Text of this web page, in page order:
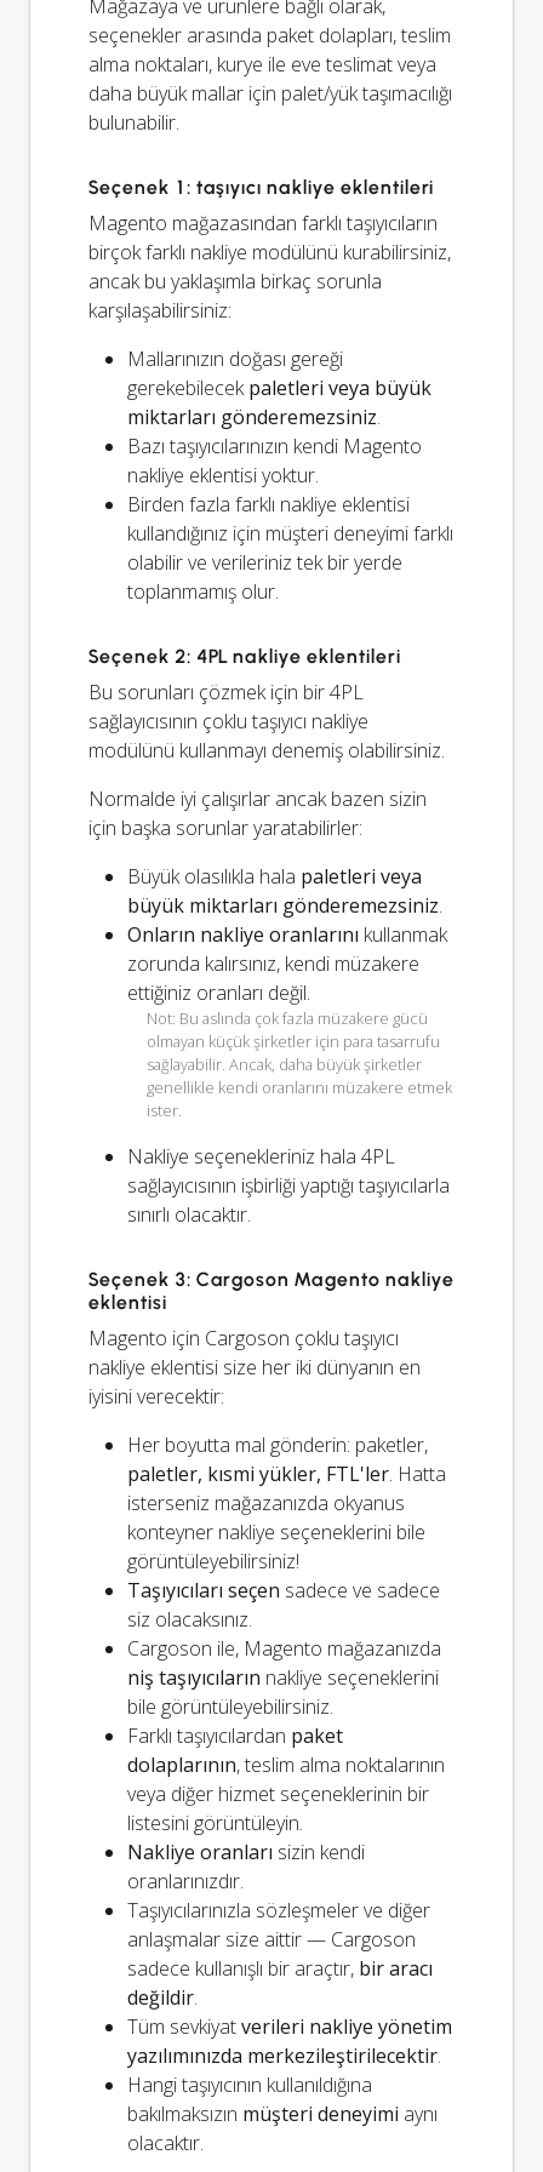
Mağazaya ve ürünlere bağlı olarak,
seçenekler arasında paket dolapları, teslim
alma noktaları, kurye ile eve teslimat veya
daha büyük mallar için palet/yük taşımacılığı
bulunabilir.
Seçenek 1: taşıyıcı nakliye eklentileri
Magento mağazasından farklı taşıyıcıların
birçok farklı nakliye modülünü kurabilirsiniz,
ancak bu yaklaşımla birkaç sorunla
karşılaşabilirsiniz:
Mallarınızın doğası gereği
gerekebilecekpaletleri veya büyük
miktarları gönderemezsiniz.
Bazı taşıyıcılarınızın kendi Magento
nakliye eklentisi yoktur.
Birden fazla farklı nakliye eklentisi
kullandığınız için müşteri deneyimi farklı
olabilir ve verileriniz tek bir yerde
toplanmamış olur.
Seçenek 2: 4PL nakliye eklentileri
Bu sorunları çözmek için bir 4PL
sağlayıcısının çoklu taşıyıcı nakliye
modülünü kullanmayı denemiş olabilirsiniz.
Normalde iyi çalışırlar ancak bazen sizin
için başka sorunlar yaratabilirler:
Büyük olasılıkla hala paletleri veya
büyük miktarları gönderemezsiniz.
Onların nakliye oranlarını kullanmak
zorunda kalırsınız, kendi müzakere
ettiğiniz oranları değil.
Not: Bu aslında çok fazla müzakere gücü
olmayan küçük şirketler için para tasarrufu
sağlayabilir. Ancak, daha büyük şirketler
genellikle kendi oranlarını müzakere etmek
ister.
Nakliye seçenekleriniz hala 4PL
sağlayıcısının işbirliği yaptığı taşıyıcılarla
sınırlı olacaktır.
Seçenek 3: Cargoson Magento nakliye
eklentisi
Magento için Cargoson çoklu taşıyıcı
nakliye eklentisi size her iki dünyanın en
iyisini verecektir:
Her boyutta mal gönderin: paketler,
paletler, kısmi yükler, FTL'ler. Hatta
isterseniz mağazanızda okyanus
konteyner nakliye seçeneklerini bile
görüntüleyebilirsiniz!
Taşıyıcıları seçen sadece ve sadece
siz olacaksınız.
Cargoson ile, Magento mağazanızda
niş taşıyıcıların nakliye seçeneklerini
bile görüntüleyebilirsiniz.
Farklı taşıyıcılardan paket
dolaplarının, teslim alma noktalarının
veya diğer hizmet seçeneklerinin bir
listesini görüntüleyin.
Nakliye oranları sizin kendi
oranlarınızdır.
Taşıyıcılarınızla sözleşmeler ve diğer
anlaşmalar size aittir — Cargoson
sadece kullanışlı bir araçtır, bir aracı
değildir.
Tüm sevkiyatverileri nakliye yönetim
yazılımınızda merkezileştirilecektir.
Hangi taşıyıcının kullanıldığına
bakılmaksızın müşteri deneyimi aynı
olacaktır.